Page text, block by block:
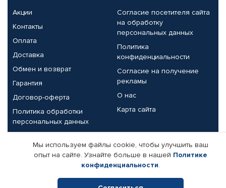
Акции
Контакты
Оплата
Доставка
Обмен и возврат
Гарантия
Договор-оферта
Политика обработки
персональных данных
Согласие посетителя сайта
на обработку
персональных данных
Политика
конфиденциальности
Согласие на получение
рекламы
О нас
Карта сайта
Партнерам
Корпоративным клиентам
Поставщикам
Реквизиты компании
Мы используем файлы cookie, чтобы улучшить ваш
опыт на сайте. Узнайте больше в нашей Политике
конфиденциальности.